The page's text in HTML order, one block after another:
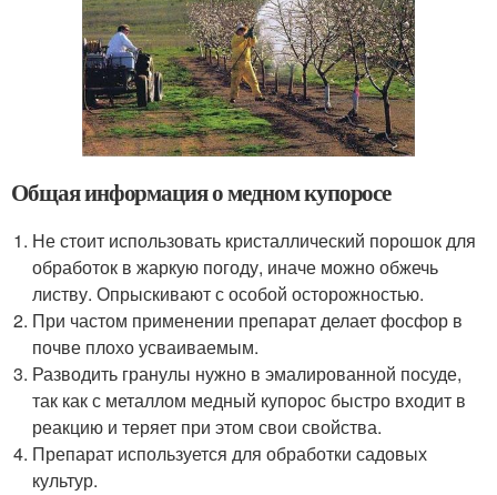
Общая информация о медном купоросе
Не стоит использовать кристаллический порошок для
обработок в жаркую погоду, иначе можно обжечь
листву. Опрыскивают с особой осторожностью.
При частом применении препарат делает фосфор в
почве плохо усваиваемым.
Разводить гранулы нужно в эмалированной посуде,
так как с металлом медный купорос быстро входит в
реакцию и теряет при этом свои свойства.
Препарат используется для обработки садовых
культур.